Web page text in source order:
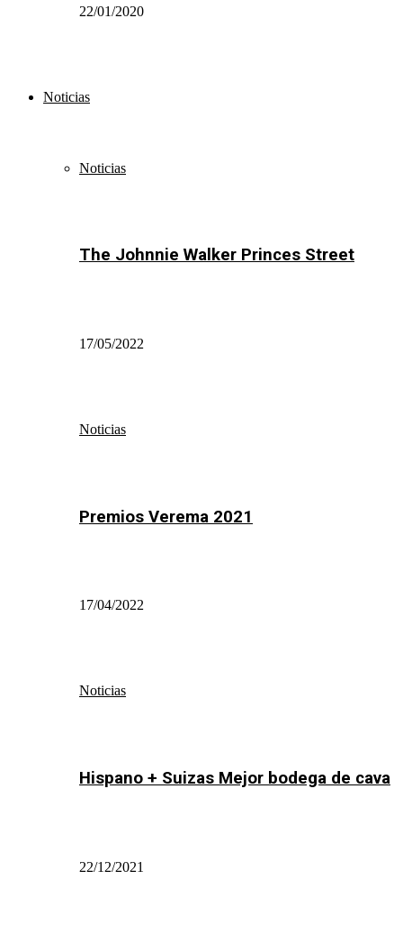
22/01/2020
Noticias
Noticias
The Johnnie Walker Princes Street
17/05/2022
Noticias
Premios Verema 2021
17/04/2022
Noticias
Hispano + Suizas Mejor bodega de cava
22/12/2021